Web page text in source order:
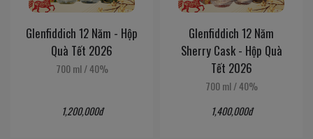
Glenfiddich 12 Năm - Hộp
Quà Tết 2026
700 ml /40%
1,200,000đ
Glenfiddich 12 Năm
Sherry Cask - Hộp Quà
Tết 2026
700 ml /40%
1,400,000đ